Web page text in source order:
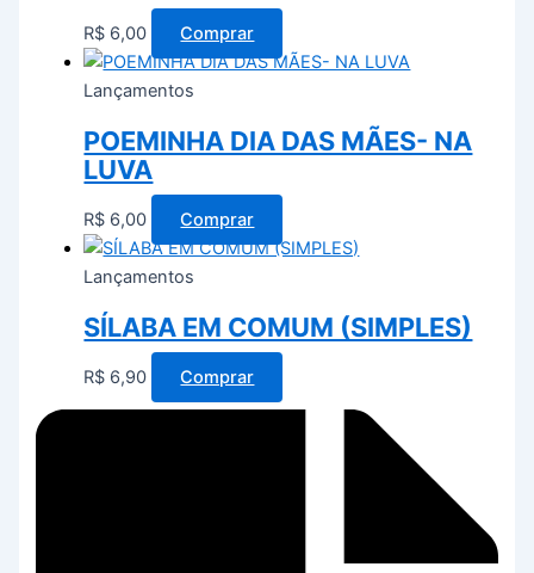
R$ 6,00 Comprar
Lançamentos
POEMINHA DIA DAS MÃES- NA
LUVA
R$ 6,00 Comprar
Lançamentos
SÍLABA EM COMUM (SIMPLES)
R$ 6,90 Comprar